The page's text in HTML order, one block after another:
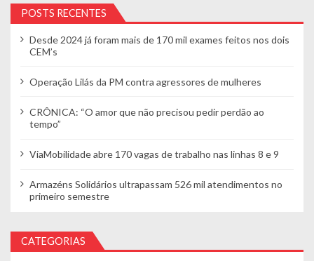
POSTS RECENTES
Desde 2024 já foram mais de 170 mil exames feitos nos dois
CEM’s
Operação Lilás da PM contra agressores de mulheres
CRÔNICA: “O amor que não precisou pedir perdão ao
tempo”
ViaMobilidade abre 170 vagas de trabalho nas linhas 8 e 9
Armazéns Solidários ultrapassam 526 mil atendimentos no
primeiro semestre
CATEGORIAS